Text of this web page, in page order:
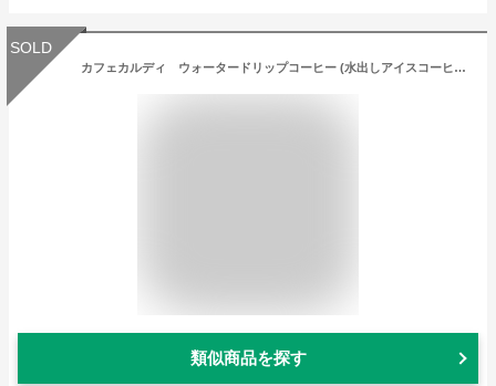
SOLD
カフェカルディ ウォータードリップコーヒー (水出しアイスコーヒー) (40g×4p)×3個 【3個セット】
類似商品を探す